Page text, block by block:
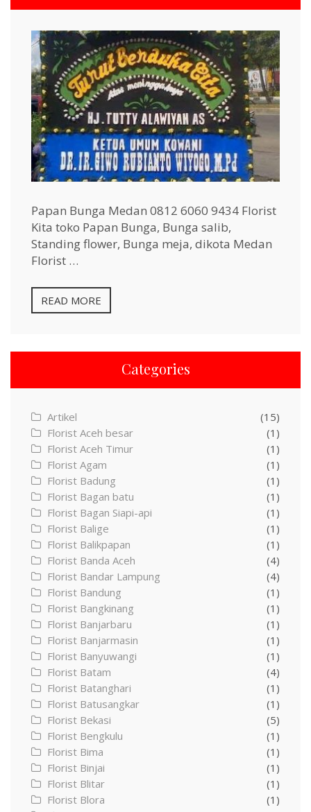
Papan Bunga Medan 0812 6060 9434 Florist
Kita toko Papan Bunga, Bunga salib,
Standing flower, Bunga meja, dikota Medan
Florist …
READ MORE
Categories
Artikel
(15)
Florist Aceh besar
(1)
Florist Aceh Timur
(1)
Florist Agam
(1)
Florist Badung
(1)
Florist Bagan batu
(1)
Florist Bagan Siapi-api
(1)
Florist Balige
(1)
Florist Balikpapan
(1)
Florist Banda Aceh
(4)
Florist Bandar Lampung
(4)
Florist Bandung
(1)
Florist Bangkinang
(1)
Florist Banjarbaru
(1)
Florist Banjarmasin
(1)
Florist Banyuwangi
(1)
Florist Batam
(4)
Florist Batanghari
(1)
Florist Batusangkar
(1)
Florist Bekasi
(5)
Florist Bengkulu
(1)
Florist Bima
(1)
Florist Binjai
(1)
Florist Blitar
(1)
Florist Blora
(1)